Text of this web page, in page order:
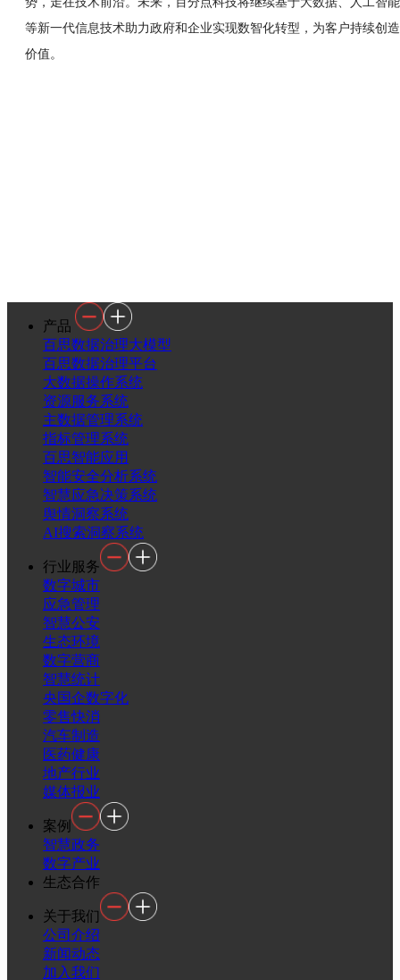
等新一代信息技术助力政府和企业实现数智化转型，为客户持续创造
价值 。
产品
百思数据治理大模型
百思数据治理平台
大数据操作系统
资源服务系统
主数据管理系统
指标管理系统
百思智能应用
智能安全分析系统
智慧应急决策系统
舆情洞察系统
AI搜索洞察系统
行业服务
数字城市
应急管理
智慧公安
生态环境
数字营商
智慧统计
央国企数字化
零售快消
汽车制造
医药健康
地产行业
媒体报业
案例
智慧政务
数字产业
生态合作
关于我们
公司介绍
新闻动态
加入我们